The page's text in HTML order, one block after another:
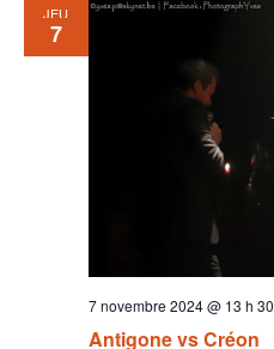
JEU
7
Antigone vs Créon
7 novembre 2024 @ 13 h 30